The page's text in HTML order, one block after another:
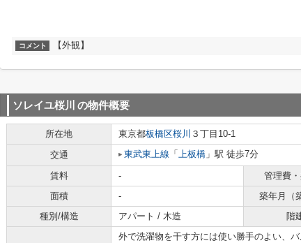
コメント 【外観】
ソレイユ桜川 の物件概要
所在地 東京都板橋区桜川 ３丁目10-1
交通
東武東上線 「 上板橋 」駅 徒歩7分
賃料 - 管理費
面積
- 築年月（
種別/構造
アパート / 木造 階
外で洗濯物を干す方には使い勝手のよい、